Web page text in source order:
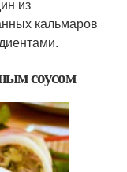
из
кальмаров
соусом